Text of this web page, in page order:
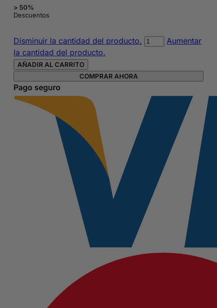
> 50%
Descuentos
Disminuir la cantidad del producto. Esmalte
Púrpura
Purple
Aumentar
la cantidad del producto.
AÑADIR AL CARRITO
COMPRAR AHORA
Pago seguro